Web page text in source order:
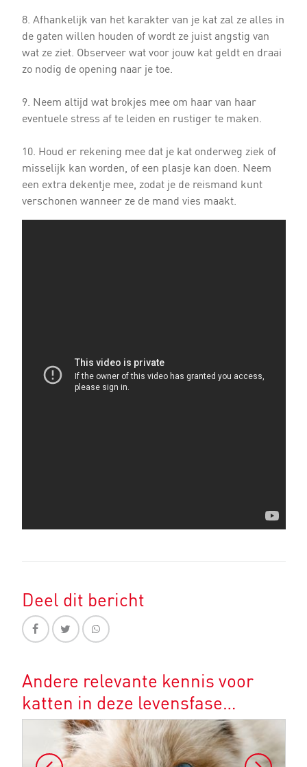
8. Afhankelijk van het karakter van je kat zal ze alles in
de gaten willen houden of wordt ze juist angstig van
wat ze ziet. Observeer wat voor jouw kat geldt en draai
zo nodig de opening naar je toe.
9. Neem altijd wat brokjes mee om haar van haar
eventuele stress af te leiden en rustiger te maken.
10. Houd er rekening mee dat je kat onderweg ziek of
misselijk kan worden, of een plasje kan doen. Neem
een extra dekentje mee, zodat je de reismand kunt
verschonen wanneer ze de mand vies maakt.
Deel dit bericht
Andere relevante kennis voor
katten in deze levensfase…